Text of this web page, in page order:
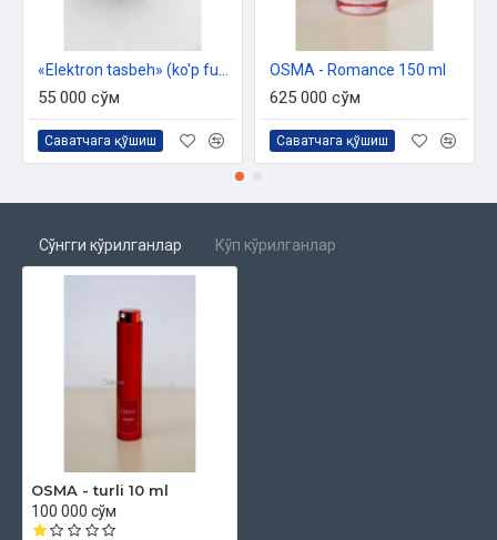
55 000 сўм
Саватчага қўшиш
OSMA - Romance 150 ml
625 000 сўм
Саватчага қўшиш
Сўнгги кўрилганлар Кўп кўрилганлар
OSMA - turli 10 ml
100 000 сўм